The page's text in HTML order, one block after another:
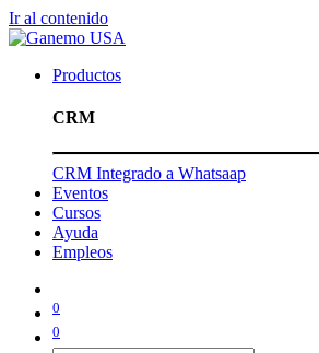
Ir al contenido
Productos
CRM
CRM Integrado a Whatsaap
Eventos
Cursos
Ayuda
Empleos
0
0